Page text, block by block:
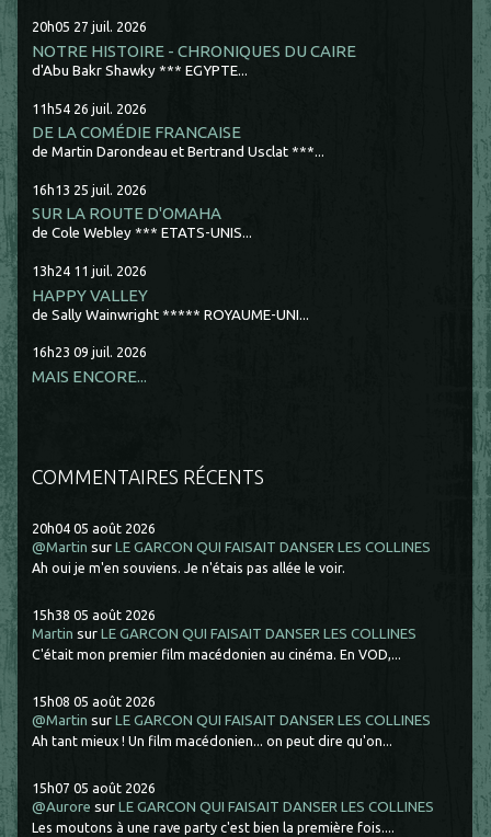
20h05 27 juil. 2026
NOTRE HISTOIRE - CHRONIQUES DU CAIRE
d'Abu Bakr Shawky *** EGYPTE...
11h54 26 juil. 2026
DE LA COMÉDIE FRANCAISE
de Martin Darondeau et Bertrand Usclat ***...
16h13 25 juil. 2026
SUR LA ROUTE D'OMAHA
de Cole Webley *** ETATS-UNIS...
13h24 11 juil. 2026
HAPPY VALLEY
de Sally Wainwright ***** ROYAUME-UNI...
16h23 09 juil. 2026
MAIS ENCORE...
COMMENTAIRES RÉCENTS
20h04 05 août 2026
@Martin surLE GARCON QUI FAISAIT DANSER LES COLLINES
Ah oui je m'en souviens. Je n'étais pas allée le voir.
15h38 05 août 2026
Martin surLE GARCON QUI FAISAIT DANSER LES COLLINES
C'était mon premier film macédonien au cinéma. En VOD,...
15h08 05 août 2026
@Martin surLE GARCON QUI FAISAIT DANSER LES COLLINES
Ah tant mieux ! Un film macédonien... on peut dire qu'on...
15h07 05 août 2026
@Aurore surLE GARCON QUI FAISAIT DANSER LES COLLINES
Les moutons à une rave party c'est bien la première fois....